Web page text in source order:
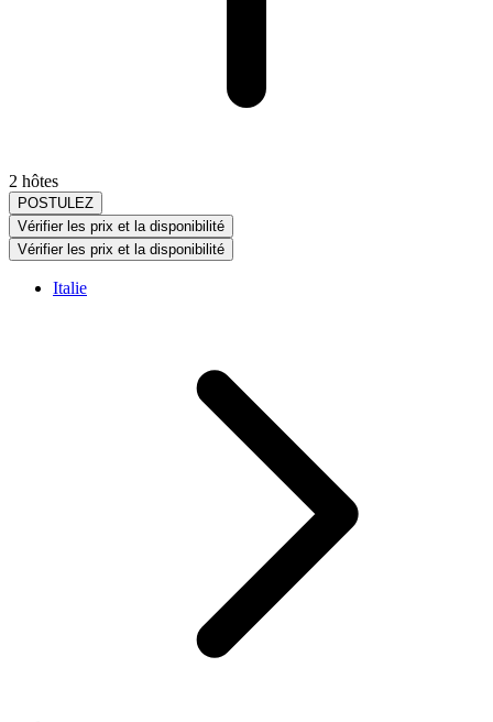
2 hôtes
POSTULEZ
Vérifier les prix et la disponibilité
Vérifier les prix et la disponibilité
Italie